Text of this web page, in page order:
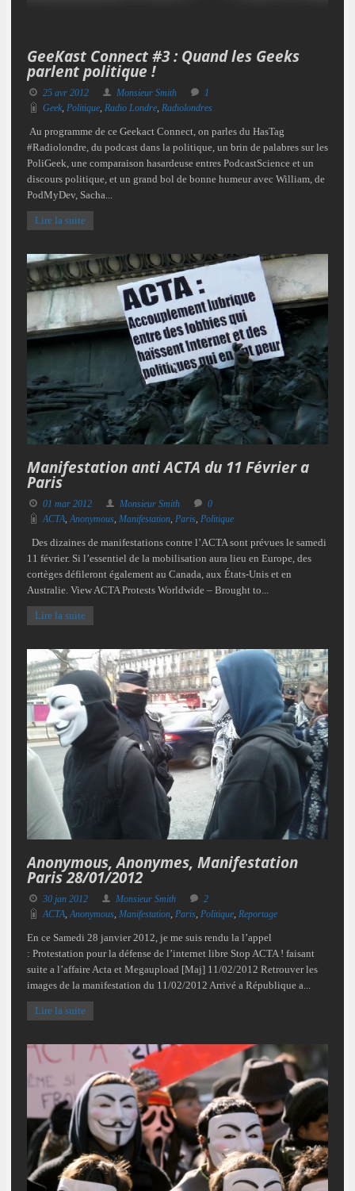
GeeKast Connect #3 : Quand les Geeks
parlent politique !
25 avr 2012 Monsieur Smith
1
Geek, Politique, Radio Londre, Radiolondres
Au programme de ce Geekact Connect, on parles du HasTag
#Radiolondre, du podcast dans la politique, un brin de palabres sur les
PoliGeek, une comparaison hasardeuse entres PodcastScience et un
discours politique, et un grand bol de bonne humeur avec William, de
PodMyDev, Sacha...
Lire la suite
Manifestation anti ACTA du 11 Février a
Paris
01 mar 2012 Monsieur Smith
0
ACTA,Anonymous, Manifestation, Paris, Politique
Des dizaines de manifestations contre l’ACTA sont prévues le samedi
11 février. Si l’essentiel de la mobilisation aura lieu en Europe, des
cortèges défileront également au Canada, aux États-Unis et en
Australie. View ACTA Protests Worldwide – Brought to...
Lire la suite
Anonymous, Anonymes, Manifestation
Paris 28/01/2012
30 jan 2012 Monsieur Smith
2
ACTA,Anonymous, Manifestation, Paris, Politique, Reportage
En ce Samedi 28 janvier 2012, je me suis rendu la l’appel
: Protestation pour la défense de l’internet libre Stop ACTA ! faisant
suite a l’affaire Acta et Megaupload [Maj] 11/02/2012 Retrouver les
images de la manifestation du 11/02/2012 Arrivé a République a...
Lire la suite